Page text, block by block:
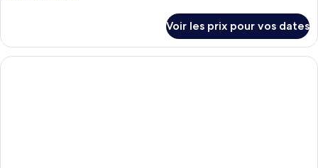
chambre :
Suite,
2
le
type
de
Voir les prix pour vos dates